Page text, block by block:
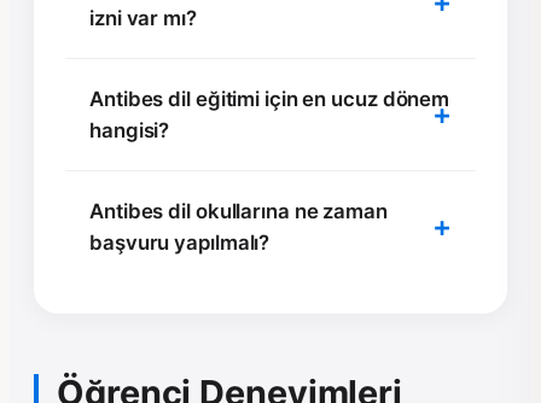
izni var mı?
Antibes dil eğitimi için en ucuz dönem
hangisi?
Antibes dil okullarına ne zaman
başvuru yapılmalı?
Öğrenci Deneyimleri